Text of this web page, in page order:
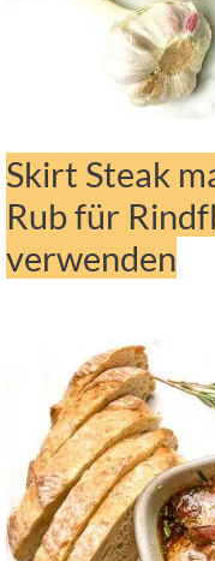
Skirt Steak
Rub für
verwenden